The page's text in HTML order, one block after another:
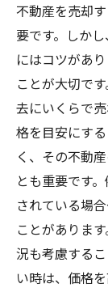
不動産を売却
要です。しか
にはコツがあ
ことが大切で
去にいくらで
格を目安にす
く、その不動
とも重要です
されている場
ことがありま
況も考慮する
い時は、価格